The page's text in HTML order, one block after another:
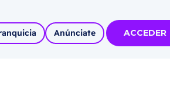
Anúnciate ACCEDER